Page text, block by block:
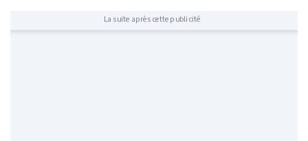
La suite après cette publicité